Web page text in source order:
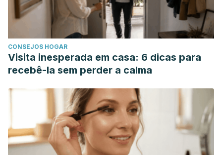
& Haynes, P. (2008). A daytime, abbreviated cardio-
respiratory sleep study (CPT 95807-52) to acclimate
insomnia patients with sleep disordered breathing to
positive airway pressure (PAP-NAP). Journal of Clinical
Sleep Medicine.
S. D., S. (2012). Stress management through ‘yoga
practices’ in the corporate sector. AFRICAN JOURNAL OF
BUSINESS MANAGEMENT.
https://doi.org/10.5897/AJBM11.314
Insomnio | National Heart, Lung, and Blood Institute (NHLBI).
Retrieved 5 July 2020, from
CONSEJOS HOGAR
Visita inesperada em casa: 6 dicas para
recebê-la sem perder a calma